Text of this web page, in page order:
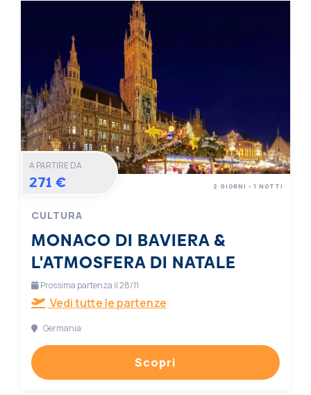
A PARTIRE DA
271 €
CULTURA
MONACO DI BAVIERA &
L'ATMOSFERA DI NATALE
2 GIORNI - 1 NOTTI
Prossima partenza il 28/11
Vedi tutte le partenze
Germania
Scopri